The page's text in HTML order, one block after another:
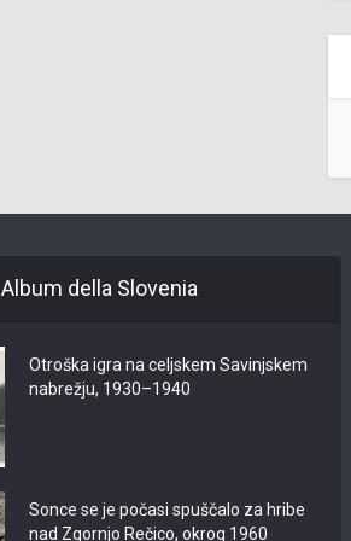
Album della Slovenia
Otroška igra na celjskem Savinjskem
nabrežju, 1930–1940
Sonce se je počasi spuščalo za hribe
nad Zgornjo Rečico, okrog 1960